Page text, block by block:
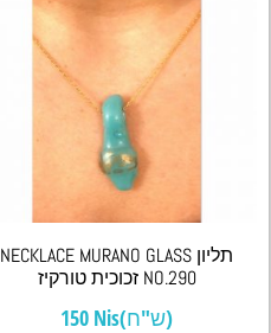
NECKLACE MURANO GLASS תליון
זכוכית טורקיז NO.290
150 Nis(ש"ח)